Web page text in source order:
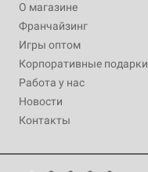
О магазине
Франчайзинг
Игры оптом
Корпоративные подарки
Работа у нас
Новости
Контакты